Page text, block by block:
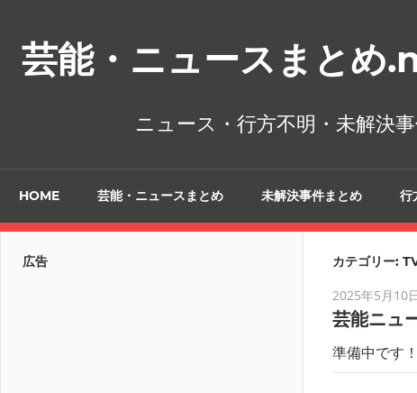
芸能・ニュースまとめ
ニュース・行方不明・未解決
HOME 芸能・ニュースまとめ 未解決事件まとめ 行
カテゴリー:
2025年5月10
芸能ニュ
準備中です！
広告